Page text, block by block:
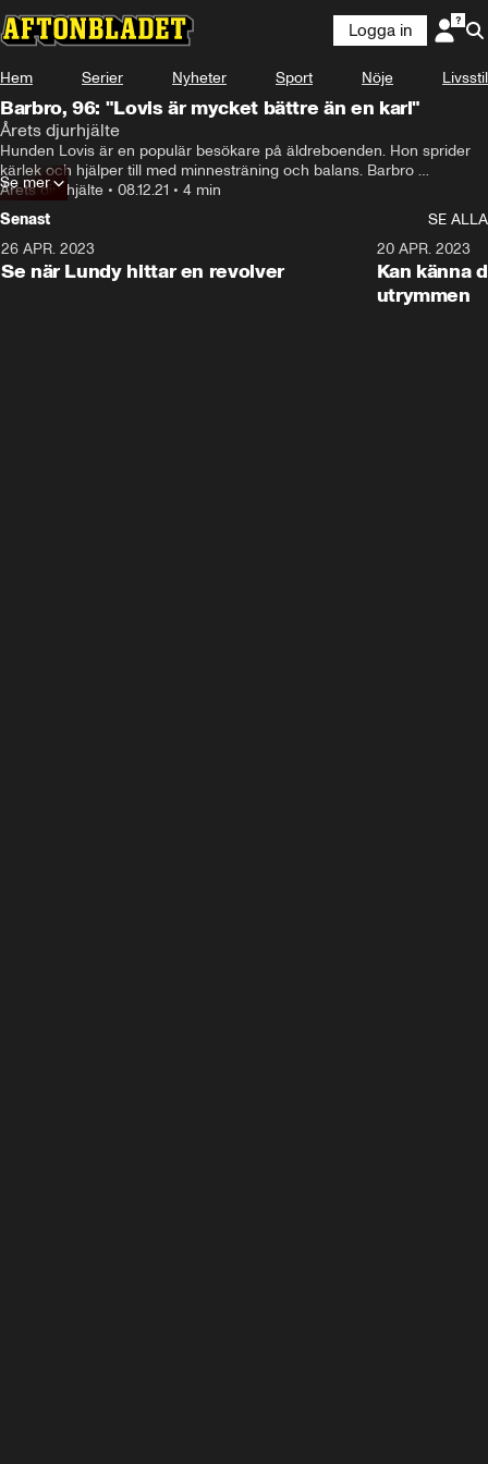
Logga in
Hem Serier Nyheter Sport Nöje Livsstil
Barbro, 96: "Lovis är mycket bättre än en karl"
Årets djurhjälte
Hunden Lovis är en populär besökare på äldreboenden. Hon sprider
kärlek och hjälper till med minnesträning och balans. Barbro
Hagström-Borg, 96, säger att Lovis är mycket bättre än en karl.
Årets djurhjälte • 08.12.21 • 4 min
Se mer
Senast
SE ALLA
26 APR. 2023
Se när Lundy hittar en revolver
20 APR. 2023
Kan känna
utrymmen